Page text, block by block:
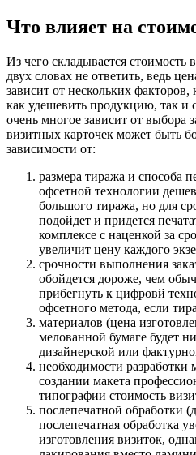
Что влияет на
Из чего складывается стоимость
двух словах не ответить, ведь
зависит от нескольких
как удешевить продукцию, так и
очень многое зависит от выбора
визитных карточек может быть
зависимости от:
размера тиража и способа
офсетной технологии
большого тиража, но для
подойдет и придется
комплексе с наценкой за
увеличит цену каждого
срочности выполнения
обойдется дороже, чем
прибегнуть к цифровй
офсетного метода, если
материалов (цена
мелованной бумаге будет
дизайнерской или
необходимости разработки
создании макета
типографии стоимость
послепечатной обработки
послепечатная обработка
изготовления визиток,